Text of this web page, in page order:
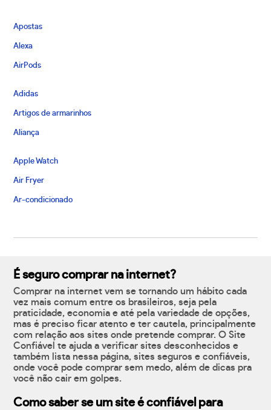
Apostas
Alexa
AirPods
Adidas
Artigos de armarinhos
Aliança
Apple Watch
Air Fryer
Ar-condicionado
É seguro comprar na internet?
Comprar na internet vem se tornando um hábito cada
vez mais comum entre os brasileiros, seja pela
praticidade, economia e até pela variedade de opções,
mas é preciso ficar atento e ter cautela, principalmente
com relação aos sites onde pretende comprar. O Site
Confiável te ajuda a verificar sites desconhecidos e
também lista nessa página, sites seguros e confiáveis,
onde você pode comprar sem medo, além de dicas pra
você não cair em golpes.
Como saber se um site é confiável para